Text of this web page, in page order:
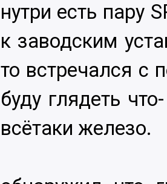
нутри есть пару
к заводским
то встречался с
буду глядеть
всётаки железо.